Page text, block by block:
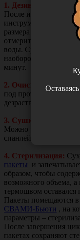
1. Дезинфекция
После использования
инструменты в
размера и залить
отмерить 20 мл
воды. Средство для
наоборот. Время
минут.
2. Очистка:
под проточной водой
дезраствора и
3. Сушка:
Можно разложить его
спанлейса.
4. Стерилизация:
пакеты и
образом, чтобы
возможного объема,
термошвом оставался
Пакеты помещаются в
СВАМИ-Бьюти , на
параметры –
После завершения
пакетах сохраняют